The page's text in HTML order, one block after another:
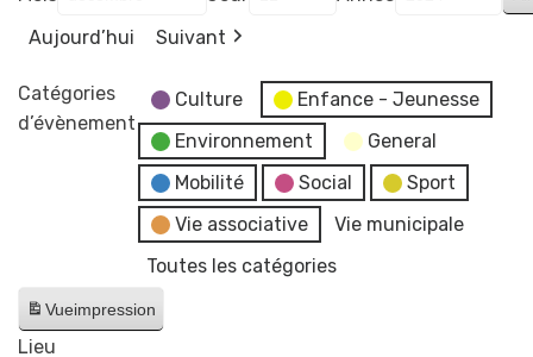
Aujourd’hui
Suivant
Catégories
d’évènement
Culture
Enfance - Jeunesse
Environnement
General
Mobilité
Social
Sport
Vie associative
Vie municipale
Toutes les catégories
Vueimpression
Lieu